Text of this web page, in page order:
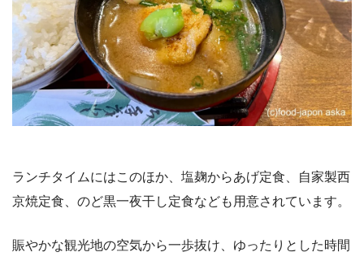
ランチタイムにはこのほか、塩麹からあげ定食、自家製西
京焼定食、のど黒一夜干し定食なども用意されています。
賑やかな観光地の空気から一歩抜け、ゆったりとした時間